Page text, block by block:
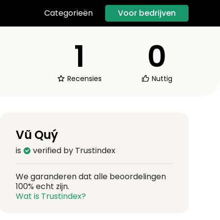
Categorieën Voor bedrijven
1
Recensies
0
Nuttig
Vũ Quý
is verified by Trustindex
We garanderen dat alle beoordelingen
100% echt zijn.
Wat is Trustindex?